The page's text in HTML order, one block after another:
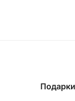
Подарки